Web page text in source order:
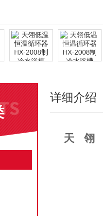
详细介绍
天